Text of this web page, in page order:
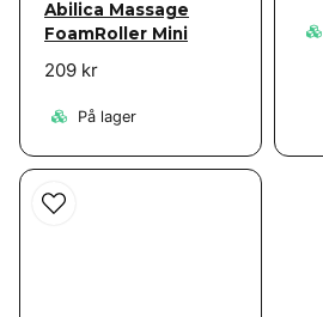
Abilica Massage
FoamRoller Mini
209 kr
På lager